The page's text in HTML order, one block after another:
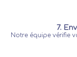
7.
Notre équipe vérifie